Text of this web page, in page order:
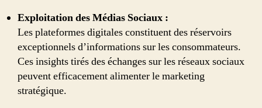
Exploitation des Médias Sociaux :
Les plateformes digitales constituent des réservoirs
exceptionnels d’informations sur les consommateurs.
Ces insights tirés des échanges sur les réseaux sociaux
peuvent efficacement alimenter le marketing
stratégique.